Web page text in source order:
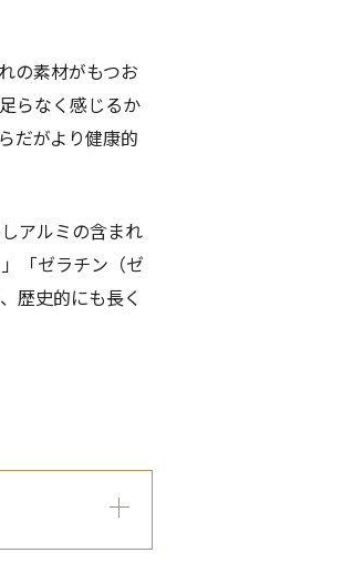
の素材がもつお
らなく感じるか
だがより健康的
アルミの含まれ
「ゼラチン（ゼ
歴史的にも長く